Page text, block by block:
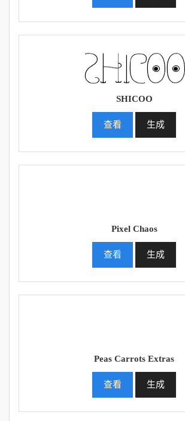
SHICOO
查看 生成
Pixel Chaos
查看 生成
Peas Carrots Extras
查看 生成